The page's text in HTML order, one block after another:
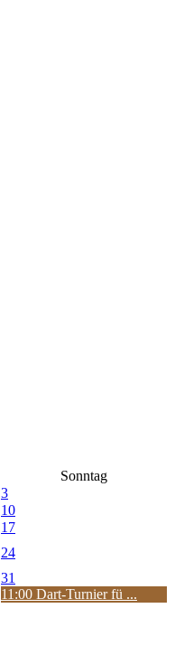
Sonntag
3
10
17
24
31
11:00 Dart-Turnier fü ...